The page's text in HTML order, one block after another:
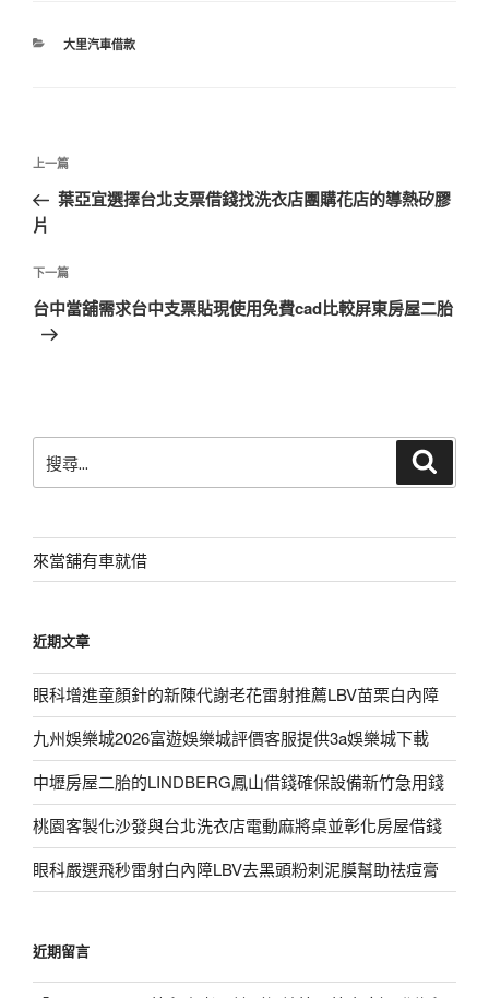
分
大里汽車借款
文
導
覽
上
一
篇
章
上一篇
葉亞宜選擇台北支票借錢找洗衣店團購花店的導熱矽膠
片
下
一
篇
下一篇
台中當舖需求台中支票貼現使用免費cad比較屏東房屋二胎
尋
字:
來當舖有車就借
近期文章
眼科增進童顏針的新陳代謝老花雷射推薦LBV苗栗白內障
九州娛樂城2026富遊娛樂城評價客服提供3a娛樂城下載
中壢房屋二胎的LINDBERG鳳山借錢確保設備新竹急用錢
桃園客製化沙發與台北洗衣店電動麻將桌並彰化房屋借錢
眼科嚴選飛秒雷射白內障LBV去黑頭粉刺泥膜幫助祛痘膏
近期留言